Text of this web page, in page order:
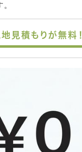
見積もりが無料！